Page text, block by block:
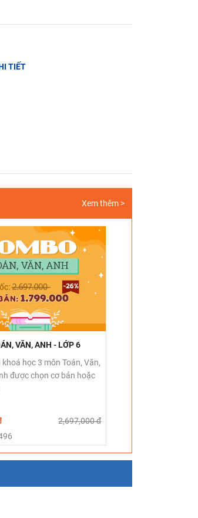
TIẾT
Xem thêm >
VĂN, ANH - LỚP 6
học 3 môn Toán, Văn,
được chọn cơ bản hoặc
2,697,000 đ